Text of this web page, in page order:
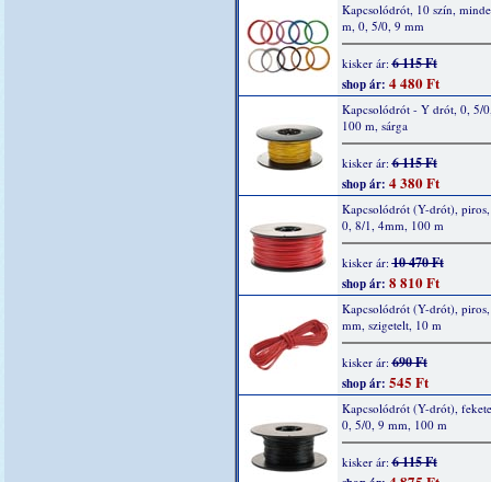
Kapcsolódrót, 10 szín,
m, 0, 5/0, 9 mm
kisker ár:6 115 Ft
shop ár: 4 480 Ft
Kapcsolódrót - Y drót, 0, 5/
100 m, sárga
kisker ár:6 115 Ft
shop ár: 4 380 Ft
Kapcsolódrót (Y-drót), piros,
0, 8/1, 4mm, 100 m
kisker ár:10 470 Ft
shop ár: 8 810 Ft
Kapcsolódrót (Y-drót),
mm, szigetelt, 10 m
kisker ár:690 Ft
shop ár: 545 Ft
Kapcsolódrót (Y-drót),
0, 5/0, 9 mm, 100 m
kisker ár:6 115 Ft